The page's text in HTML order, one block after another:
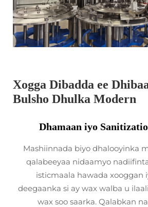
Xogga Dibadda ee
Bulsho Dhulka Modern
Dhamaan iyo
Mashiinnada biyo dhalooyinka
qalabeeyaa nidaamyo
isticmaala hawada xooggan
deegaanka si ay wax walba u
wax soo saarka. Qalabkan